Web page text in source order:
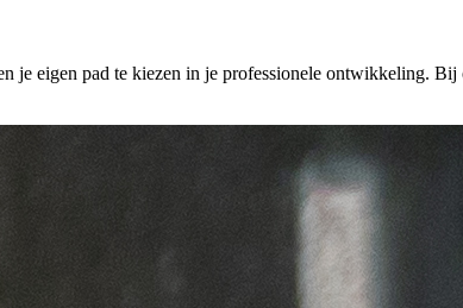
eigen pad te kiezen in je professionele ontwikkeling. Bij